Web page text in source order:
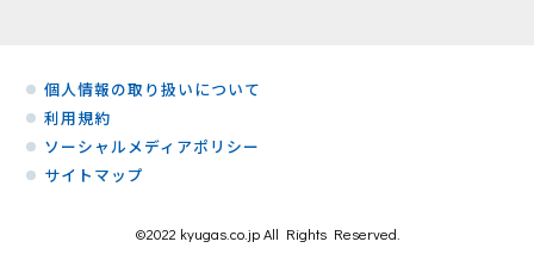
個人情報の取り扱いについて
利用規約
ソーシャルメディアポリシー
サイトマップ
©2022 kyugas.co.jp All Rights Reserved.